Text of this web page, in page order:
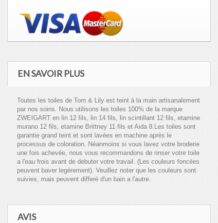
EN SAVOIR PLUS
Toutes les toiles de Tom & Lily est teint à la main artisanalement
par nos soins. Nous utilisons les toiles 100% de la marque
ZWEIGART en lin 12 fils, lin 14 fils, lin scintillant 12 fils, etamine
murano 12 fils, etamine Brittney 11 fils et Aida 8.Les toiles sont
garantie grand teint et sont lavées en machine après le
processus de coloration. Néanmoins si vous lavez votre broderie
une fois achevée, nous vous recommandons de rinser votre toile
a l'eau frois avant de debuter votre travail. (Les couleurs foncées
peuvent baver legèrement). Veuillez noter que les couleurs sont
suivies, mais peuvent differé d'un bain a l'autre.
AVIS